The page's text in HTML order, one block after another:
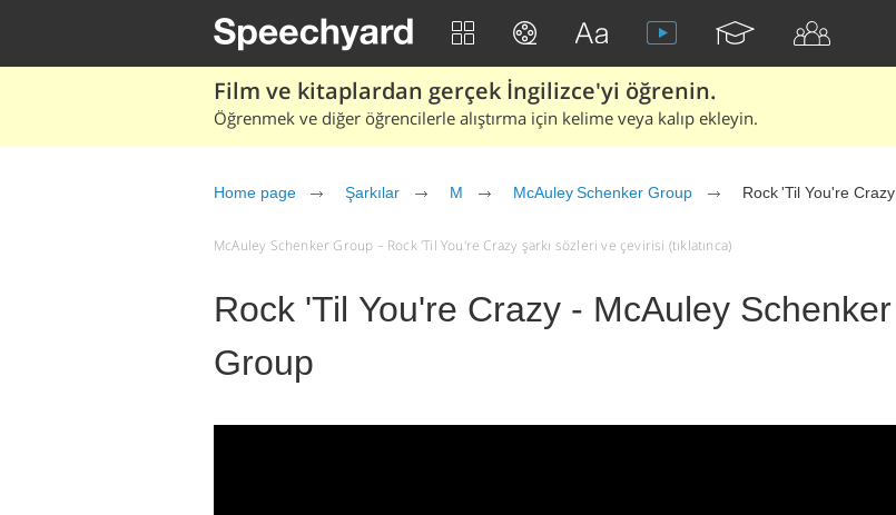
Film ve kitaplardan gerçek İngilizce'yi öğrenin.
Öğrenmek ve diğer öğrencilerle alıştırma için kelime veya kalıp ekleyin.
Home page Şarkılar M McAuley Schenker Group Rock 'Til You're Crazy
McAuley Schenker Group – Rock 'Til You're Crazy şarkı sözleri ve çevirisi (tıklatınca)
Rock 'Til You're Crazy - McAuley Schenker
Group